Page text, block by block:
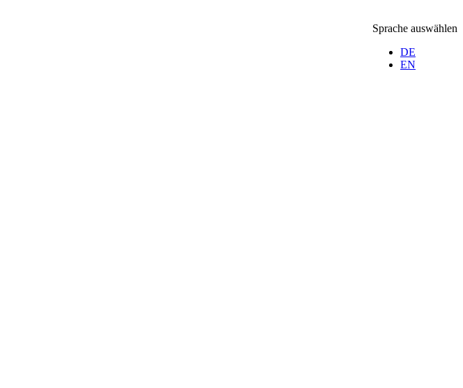
Sprache auswählen
DE
EN